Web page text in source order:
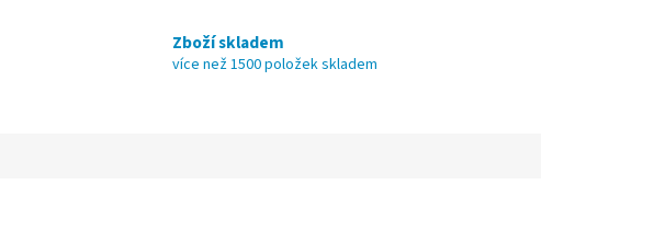
Zboží skladem
více než 1500 položek skladem